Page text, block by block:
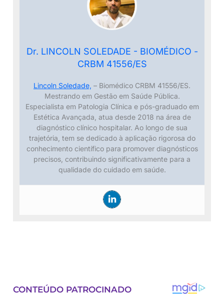
Dr. LINCOLN SOLEDADE - BIOMÉDICO -
CRBM 41556/ES
Lincoln Soledade, – Biomédico CRBM 41556/ES.
Mestrando em Gestão em Saúde Pública.
Especialista em Patologia Clínica e pós-graduado em
Estética Avançada, atua desde 2018 na área de
diagnóstico clínico hospitalar. Ao longo de sua
trajetória, tem se dedicado à aplicação rigorosa do
conhecimento científico para promover diagnósticos
precisos, contribuindo significativamente para a
qualidade do cuidado em saúde.